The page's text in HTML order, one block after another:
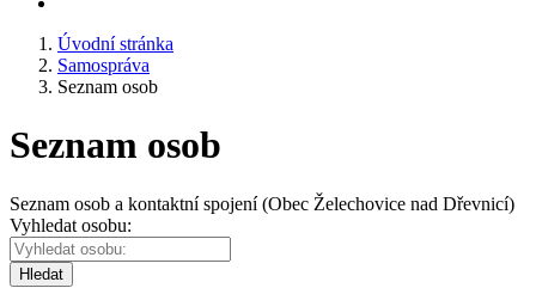
Úvodní stránka
Samospráva
Seznam osob
Seznam osob
Seznam osob a kontaktní spojení (Obec Želechovice nad Dřevnicí)
Vyhledat osobu:
Hledat